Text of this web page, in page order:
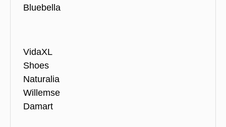
Bluebella
VidaXL
Shoes
Naturalia
Willemse
Damart